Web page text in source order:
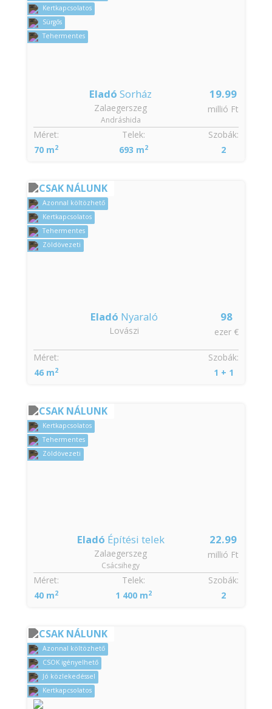
Kertkapcsolatos
Sürgős
Tehermentes
19.99
millió Ft
Eladó Sorház
Zalaegerszeg
Andráshida
Szobák:
2
Méret:
70 m2
Telek:
693 m2
CSAK NÁLUNK
Azonnal költözhető
Kertkapcsolatos
Tehermentes
Zöldövezeti
98
ezer €
Eladó Nyaraló
Lovászi
Szobák:
1 + 1
Méret:
46 m2
CSAK NÁLUNK
Kertkapcsolatos
Tehermentes
Zöldövezeti
22.99
millió Ft
Eladó Építési telek
Zalaegerszeg
Csácsihegy
Szobák:
2
Méret:
40 m2
Telek:
1 400 m2
CSAK NÁLUNK
Azonnal költözhető
CSOK igényelhető
Jó közlekedéssel
Kertkapcsolatos